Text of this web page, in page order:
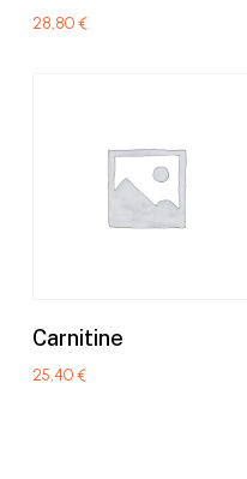
28,80€
Ajouter au panier
Carnitine
25,40€